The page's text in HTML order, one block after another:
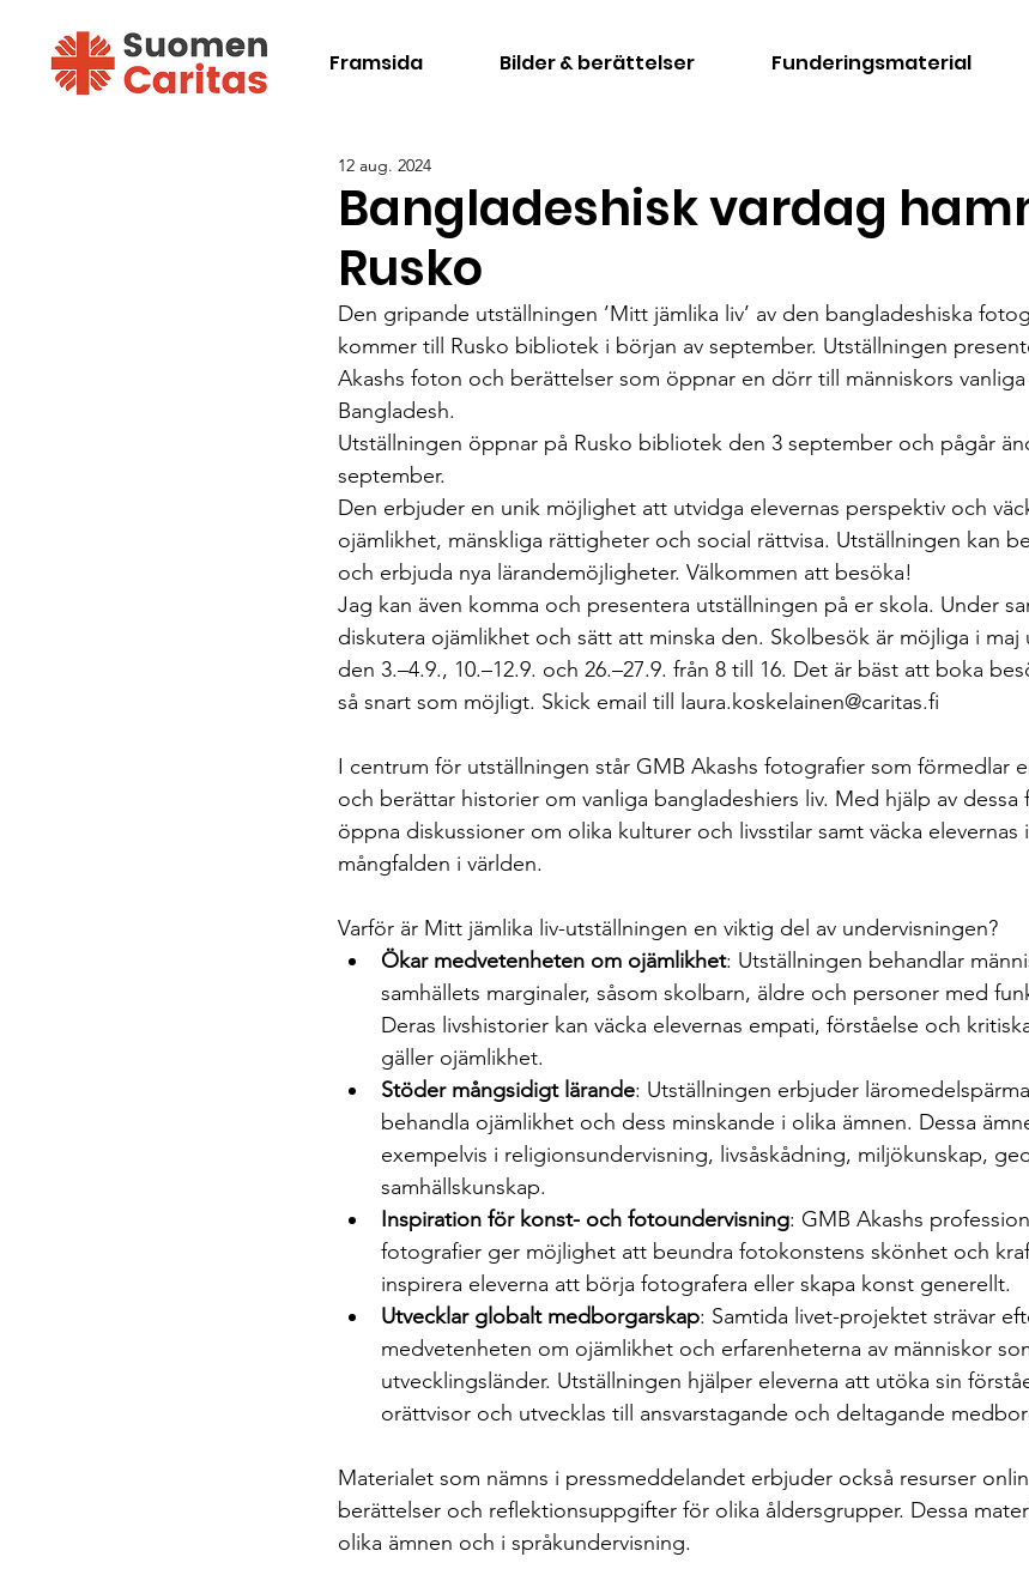
Framsida Bilder & berättelser Funderingsmaterial
Bangladeshisk vardag
Rusko
12 aug. 2024
Den gripande utställningen ’Mitt jämlika liv’ av den bangladeshiska
kommer till Rusko bibliotek i början av september. Utställningen
Akashs foton och berättelser som öppnar en dörr till människors
Bangladesh.
Utställningen öppnar på Rusko bibliotek den 3 september och pågår
september.
Den erbjuder en unik möjlighet att utvidga elevernas perspektiv och
ojämlikhet, mänskliga rättigheter och social rättvisa. Utställningen kan
och erbjuda nya lärandemöjligheter. Välkommen att besöka!
Jag kan även komma och presentera utställningen på er skola. Under
diskutera ojämlikhet och sätt att minska den. Skolbesök är möjliga i maj
den 3.–4.9., 10.–12.9. och 26.–27.9. från 8 till 16. Det är bäst att boka
så snart som möjligt. Skick email till
laura.koskelainen@caritas.fi
I centrum för utställningen står GMB Akashs fotografier som förmedlar
och berättar historier om vanliga bangladeshiers liv. Med hjälp av dessa
öppna diskussioner om olika kulturer och livsstilar samt väcka elevernas
mångfalden i världen.
Varför är Mitt jämlika liv-utställningen en viktig del av undervisningen?
Ökar medvetenheten om ojämlikhet: Utställningen behandlar
samhällets marginaler, såsom skolbarn, äldre och personer med
Deras livshistorier kan väcka elevernas empati, förståelse och
gäller ojämlikhet.
Stöder mångsidigt lärande: Utställningen erbjuder
behandla ojämlikhet och dess minskande i olika ämnen. Dessa
exempelvis i religionsundervisning, livsåskådning, miljökunskap,
samhällskunskap.
Inspiration för konst- och fotoundervisning: GMB Akashs
fotografier ger möjlighet att beundra fotokonstens skönhet och
inspirera eleverna att börja fotografera eller skapa konst generellt.
Utvecklar globalt medborgarskap: Samtida livet-projektet strävar
medvetenheten om ojämlikhet och erfarenheterna av människor
utvecklingsländer. Utställningen hjälper eleverna att utöka sin
orättvisor och utvecklas till ansvarstagande och deltagande
Materialet som nämns i pressmeddelandet erbjuder också resurser
berättelser och reflektionsuppgifter för olika åldersgrupper. Dessa
olika ämnen och i språkundervisning.